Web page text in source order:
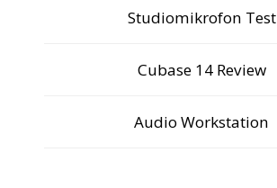
Studiomikrofon Test
Cubase 14 Review
Audio Workstation